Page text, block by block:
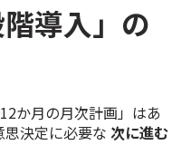
導入」の
か月の月次計画」はあ
決定に必要な 次に進む